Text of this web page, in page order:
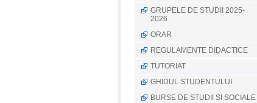
GRUPELE DE STUDII 2025-
2026
ORAR
REGULAMENTE DIDACTICE
TUTORIAT
GHIDUL STUDENTULUI
BURSE DE STUDII SI SOCIALE